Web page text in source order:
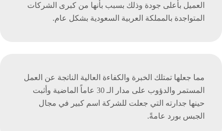
العميل بأعلى جودة وذلك بسبب بأنها من كبرى الشركات
المتواجدة بالمملكة العربية السعودية بشكل عام.
مما جعلها تمتلك الخبرة والكفاءة العالية الناتجة عن العمل
المستمر والدؤوب على مدار الـ 30 عاماً الماضية وأثبت
حينها جدارته التي جعلت للشركة اسم كبير في مجال
الجبس بورد عامةً.